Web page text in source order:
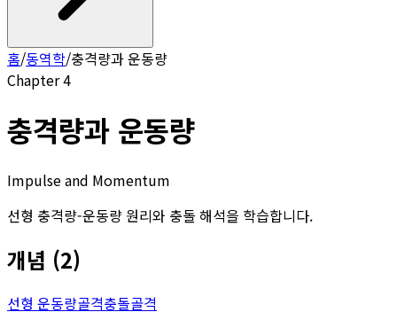
홈/동역학/충격량과 운동량
Chapter4
충격량과 운동량
Impulse and Momentum
선형 충격량-운동량 원리와 충돌 해석을 학습합니다.
개념 (2)
선형 운동량골격충돌골격